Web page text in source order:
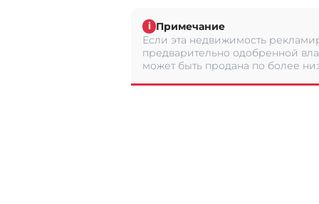
i Примечание
Если эта недвижимость
предварительно одобренной
может быть продана по более